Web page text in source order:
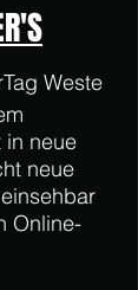
'S
Weste
in neue
neue
Online-